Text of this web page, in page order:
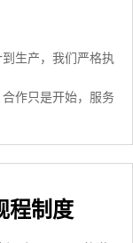
生产，我们严格执
作只是开始，服务
程制度